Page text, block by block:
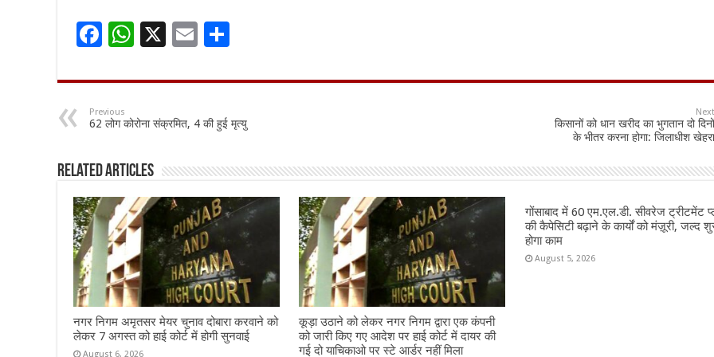
F
e
b
o
o
W
at
sA
p
p
X
E
ai ar
Previous
62 लोग कोरोना संक्रमित, 4 की हुई मृत्यु
Next
किसानों को धान खरीद का भुगतान दो दिनों
के भीतर करना होगा: जिलाधीश खेहरा
Related Articles
नगर निगम अमृतसर मेयर चुनाव दोबारा करवाने को
लेकर 7 अगस्त को हाई कोर्ट में होगी सुनवाई
August 6, 2026
कूड़ा उठाने को लेकर नगर निगम द्वारा एक कंपनी
को जारी किए गए आदेश पर हाई कोर्ट में दायर की
गई दो याचिकाओ पर स्टे आर्डर नहीं मिला
गोंसाबाद में 60 एम.एल.डी. सीवरेज ट्रीटमेंट
की कैपेसिटी बढ़ाने के कार्यों को मंज़ूरी, जल्द
होगा काम
August 5, 2026